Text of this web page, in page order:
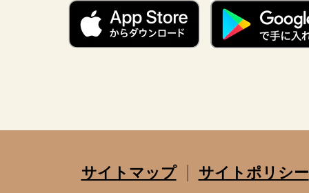
サイトマップ
サイトポリシー